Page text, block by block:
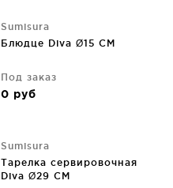
Sumisura
Блюдце Diva Ø15 CM
Под заказ
0 руб
Sumisura
Тарелка сервировочная
Diva Ø29 CM